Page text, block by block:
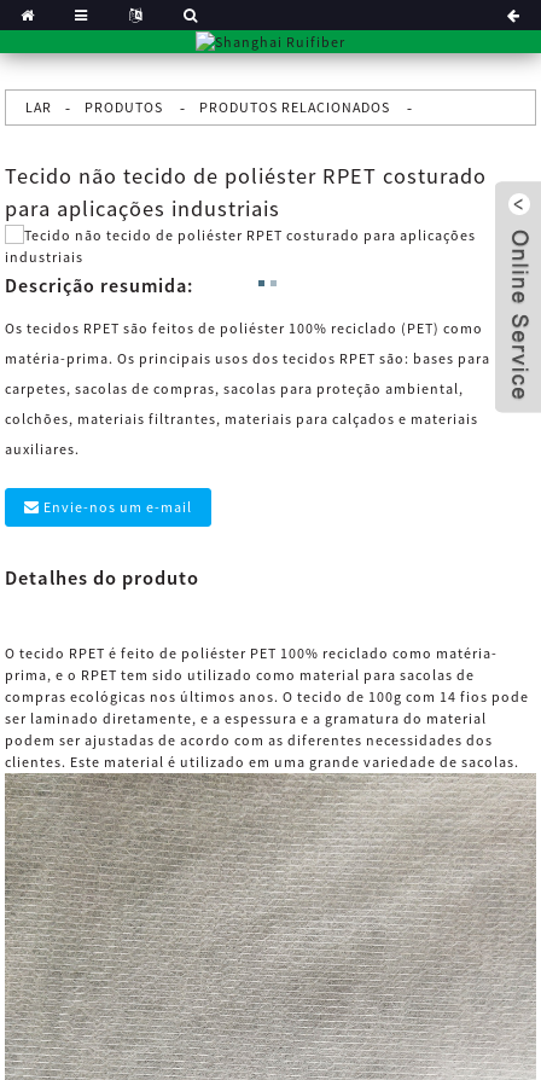
LAR PRODUTOS PRODUTOS RELACIONADOS
Tecido não tecido de poliéster RPET costurado
para aplicações industriais
Descrição resumida:
Os tecidos RPET são feitos de poliéster 100% reciclado (PET) como
matéria-prima. Os principais usos dos tecidos RPET são: bases para
carpetes, sacolas de compras, sacolas para proteção ambiental,
colchões, materiais filtrantes, materiais para calçados e materiais
auxiliares.
Envie-nos um e-mail
Detalhes do produto
O tecido RPET é feito de poliéster PET 100% reciclado como matéria-
prima, e o RPET tem sido utilizado como material para sacolas de
compras ecológicas nos últimos anos. O tecido de 100g com 14 fios pode
ser laminado diretamente, e a espessura e a gramatura do material
podem ser ajustadas de acordo com as diferentes necessidades dos
clientes. Este material é utilizado em uma grande variedade de sacolas.